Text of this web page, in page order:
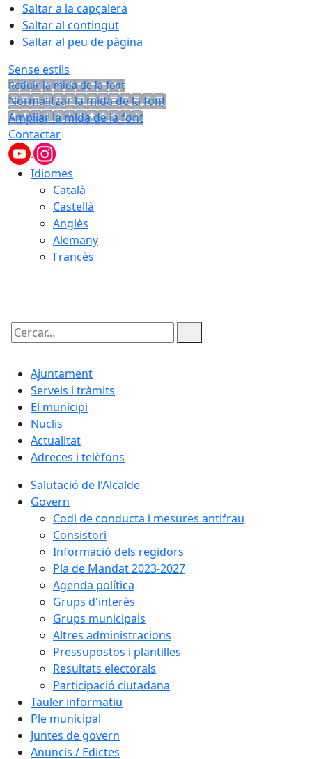
Saltar a la capçalera
Saltar al contingut
Saltar al peu de pàgina
Sense estils
Reduir la mida de la font
Normalitzar la mida de la font
Ampliar la mida de la font
Contactar
Idiomes
Català
Castellà
Anglès
Alemany
Francès
Cercar:
Ajuntament
Serveis i tràmits
El municipi
Nuclis
Actualitat
Adreces i telèfons
Salutació de l'Alcalde
Govern
Codi de conducta i mesures antifrau
Consistori
Informació dels regidors
Pla de Mandat 2023-2027
Agenda política
Grups d'interès
Grups municipals
Altres administracions
Pressupostos i plantilles
Resultats electorals
Participació ciutadana
Tauler informatiu
Ple municipal
Juntes de govern
Anuncis / Edictes